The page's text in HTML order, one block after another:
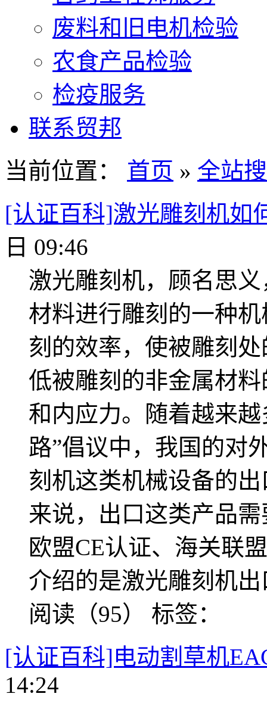
废料和旧电机检验
农食产品检验
检疫服务
联系贸邦
当前位置：
首页 » 全站
[认证百科]激光雕刻机如
日 09:46
激光雕刻机，顾名思
材料进行雕刻的一种
刻的效率，使被雕刻
低被雕刻的非金属材
和内应力。随着越来
路”倡议中，我国的对
刻机这类机械设备的
来说，出口这类产品
欧盟CE认证、海关联
介绍的是激光雕刻机
阅读（95） 标签：
[认证百科]电动割草机
14:24